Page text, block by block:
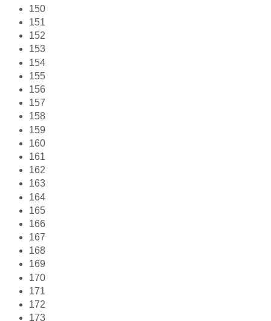
150
151
152
153
154
155
156
157
158
159
160
161
162
163
164
165
166
167
168
169
170
171
172
173